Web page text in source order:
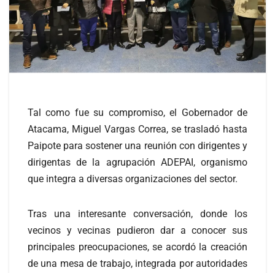
Tal como fue su compromiso, el Gobernador de
Atacama, Miguel Vargas Correa, se trasladó hasta
Paipote para sostener una reunión con dirigentes y
dirigentas de la agrupación ADEPAI, organismo
que integra a diversas organizaciones del sector.
Tras una interesante conversación, donde los
vecinos y vecinas pudieron dar a conocer sus
principales preocupaciones, se acordó la creación
de una mesa de trabajo, integrada por autoridades